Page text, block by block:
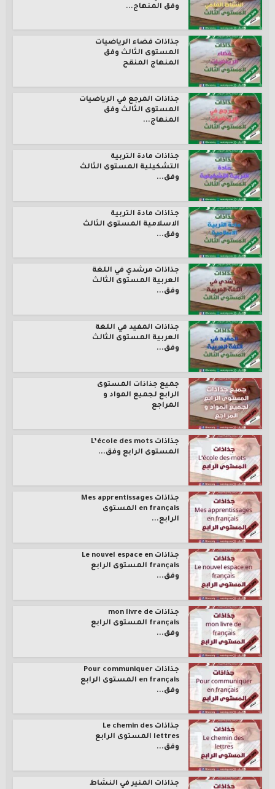
وفق المنهاج...
جذاذات فضاء الرياضيات
المستوى الثالث وفق
المنهاج المنقح
جذاذات المرجع في الرياضيات
المستوى الثالث وفق
المنهاج...
جذاذات مادة التربية
التشكيلية المستوى الثالث
وفق...
جذاذات مادة التربية
الاسلامية المستوى الثالث
وفق...
جذاذات مرشدي في اللغة
العربية المستوى الثالث
وفق...
جذاذات المفيد في اللغة
العربية المستوى الثالث
وفق...
جميع جذاذات المستوى
الرابع لجميع المواد و
المراجع
جذاذات L’école des mots
المستوى الرابع وفق...
جذاذات Mes apprentissages
en français المستوى
الرابع...
جذاذات Le nouvel espace en
français المستوى الرابع
وفق...
جذاذات mon livre de
français المستوى الرابع
وفق...
جذاذات Pour communiquer
en français المستوى الرابع
وفق...
جذاذات Le chemin des
lettres المستوى الرابع
وفق...
جذاذات المنير في النشاط